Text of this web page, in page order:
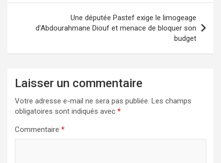
Une députée Pastef exige le limogeage
d’Abdourahmane Diouf et menace de bloquer son
budget
Laisser un commentaire
Votre adresse e-mail ne sera pas publiée. Les champs
obligatoires sont indiqués avec *
Commentaire *